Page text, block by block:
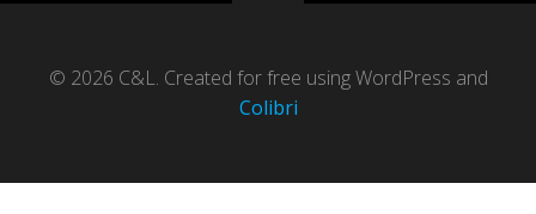
© 2026 C&L. Created for free using WordPress and
Colibri